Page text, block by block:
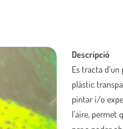
Descripció
Es tracta
plàstic
pintar i/o
l’aire, permet